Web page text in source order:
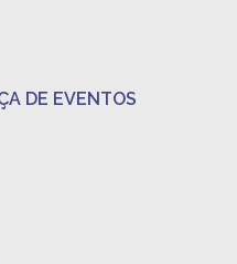
DE EVENTOS